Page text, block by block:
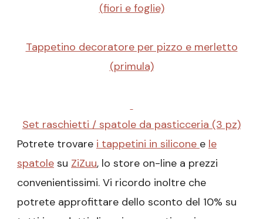
(fiori e foglie)
Tappetino decoratore per pizzo e merletto
(primula)
Set raschietti / spatole da pasticceria (3 pz)
Potrete trovare i tappetini in silicone e le
spatole su ZiZuu, lo store on-line a prezzi
convenientissimi. Vi ricordo inoltre che
potrete approfittare dello sconto del 10% su